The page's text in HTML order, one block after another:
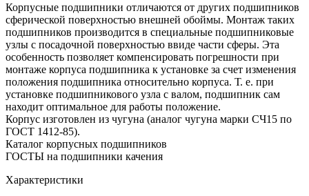
Корпусные подшипники отличаются от других подшипников
сферической поверхностью внешней обоймы. Монтаж таких
подшипников производится в специальные подшипниковые
узлы с посадочной поверхностью ввиде части сферы. Эта
особенность позволяет компенсировать погрешности при
монтаже корпуса подшипника к установке за счет изменения
положения подшипника относительно корпуса. Т. е. при
установке подшипникового узла с валом, подшипник сам
находит оптимальное для работы положение.
Корпус изготовлен из чугуна (аналог чугуна марки СЧ15 по
ГОСТ 1412-85).
Каталог корпусных подшипников
ГОСТЫ на подшипники качения
Характеристики